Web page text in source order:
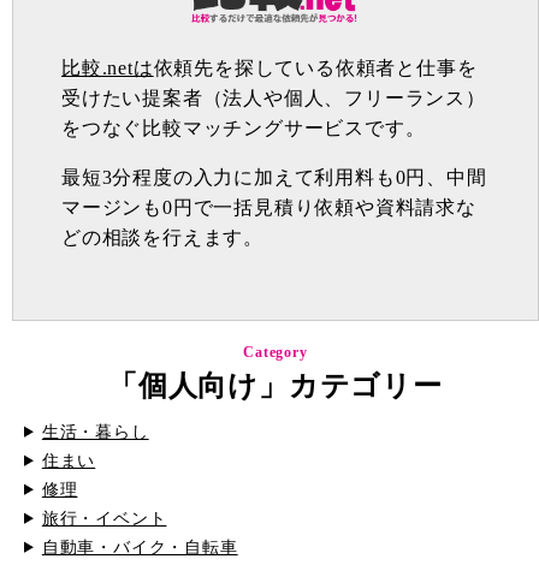
比較.netは依頼先を探している依頼者と仕事を
受けたい提案者（法人や個人、フリーランス）
をつなぐ比較マッチングサービスです。
最短3分程度の入力に加えて利用料も0円、中間
マージンも0円で一括見積り依頼や資料請求な
どの相談を行えます。
Category
「個人向け」カテゴリー
生活・暮らし
住まい
修理
旅行・イベント
自動車・バイク・自転車